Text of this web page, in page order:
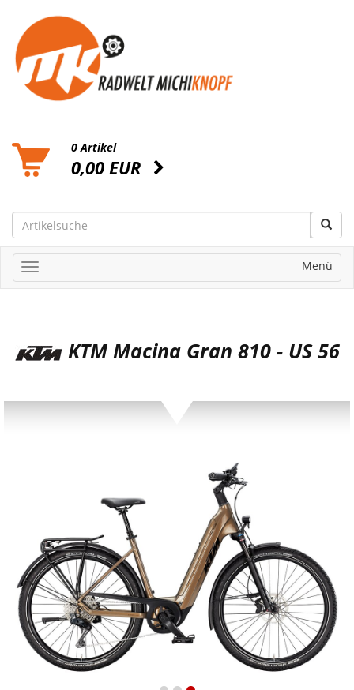
0 Artikel
0,00 EUR
Menü
KTM Macina Gran 810 - US 56